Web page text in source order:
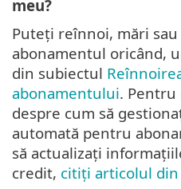
meu?
Puteți reînnoi, mări sau
abonamentul oricând,
din subiectul
abonamentului.
despre cum să
automată pentru
să actualizați
credit, citiți articolul din